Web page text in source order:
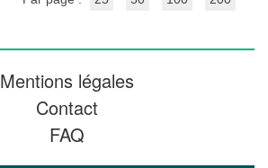
Mentions légales
Contact
FAQ